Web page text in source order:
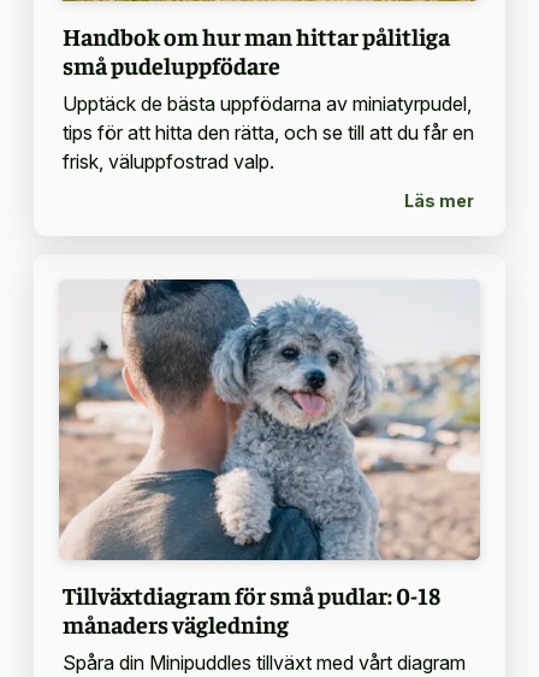
Handbok om hur man hittar pålitliga
små pudeluppfödare
Upptäck de bästa uppfödarna av miniatyrpudel,
tips för att hitta den rätta, och se till att du får en
frisk, väluppfostrad valp.
Läs mer
Tillväxtdiagram för små pudlar: 0-18
månaders vägledning
Spåra din Minipuddles tillväxt med vårt diagram